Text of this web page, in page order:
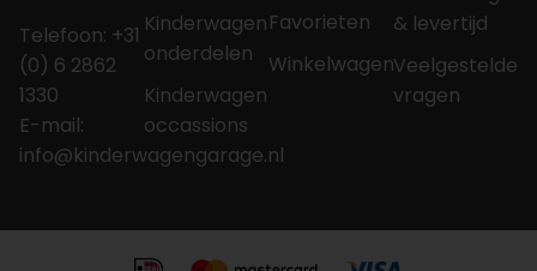
Telefoon: +31
(0) 6 2862
1330
E-mail:
info@kinderwagengarage.nl
Kinderwagen
onderdelen
Kinderwagen
occassions
Favorieten
Winkelwagen
& levertijd
Veelgestelde
vragen